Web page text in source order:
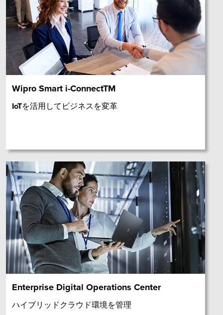
Wipro Smart i-ConnectTM
IoTを活用してビジネスを変革
Enterprise Digital Operations Center
ハイブリッドクラウド環境を管理